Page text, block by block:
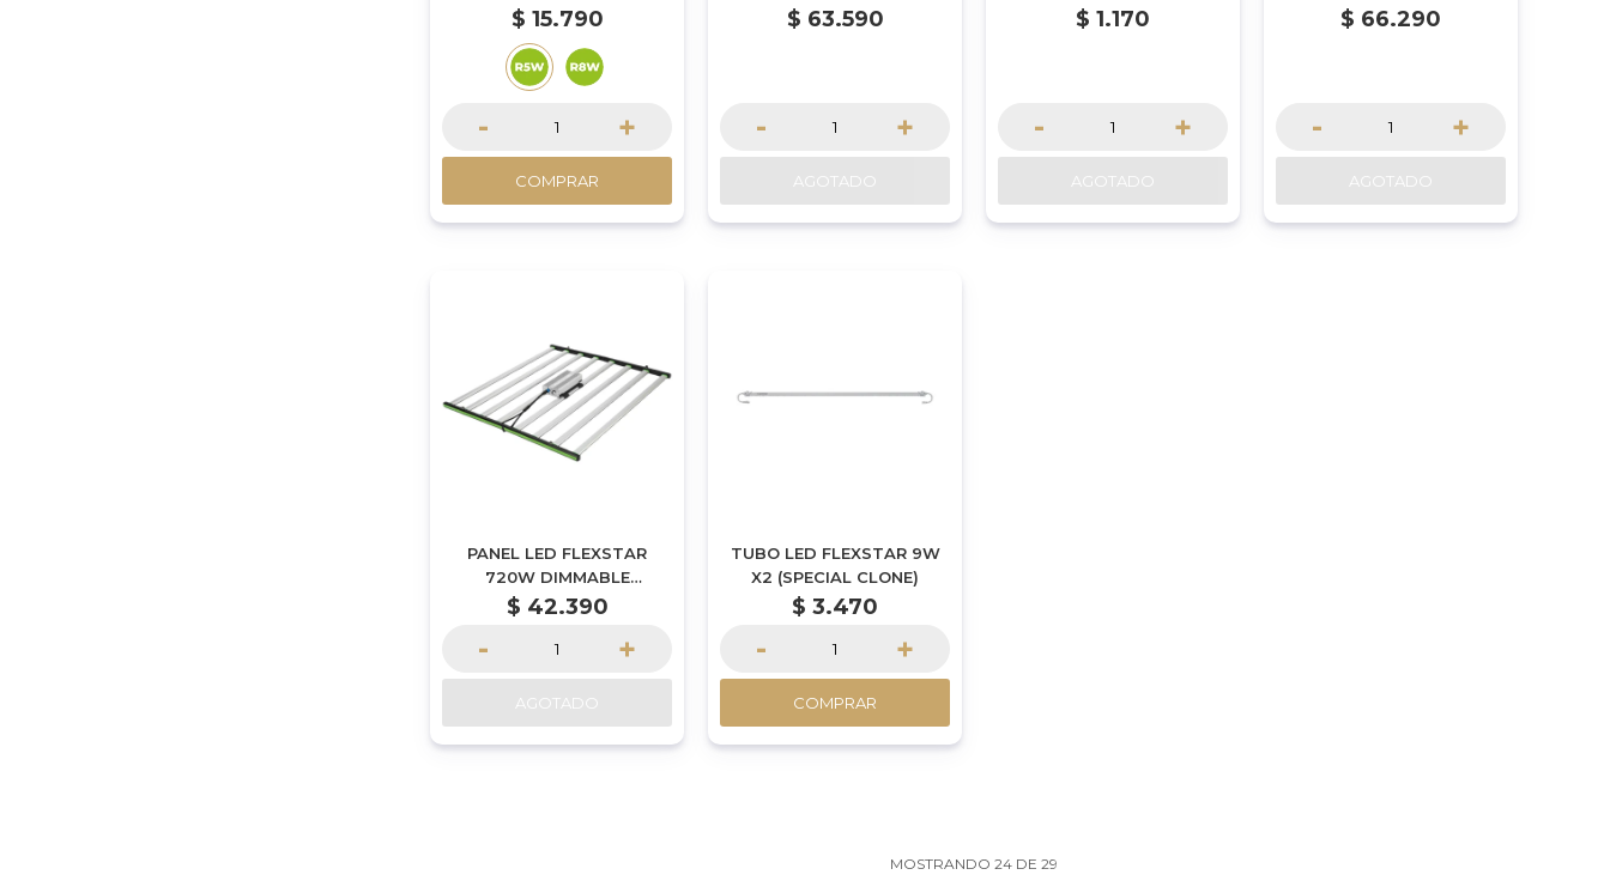
$ 15.790
- +
COMPRAR
PLEGABLE SERIE SAMSUNG
$ 63.590
- +
AGOTADO
ESTUCHE
$ 1.170
- +
AGOTADO
PLEGABLE SERIE SAMSUNG
$ 66.290
- +
AGOTADO
PANEL LED FLEXSTAR
720W DIMMABLE
PLEGABLE SE SERIE
$ 42.390
- +
AGOTADO
TUBO LED FLEXSTAR 9W
X2 (SPECIAL CLONE)
$ 3.470
- +
COMPRAR
MOSTRANDO 24DE 29